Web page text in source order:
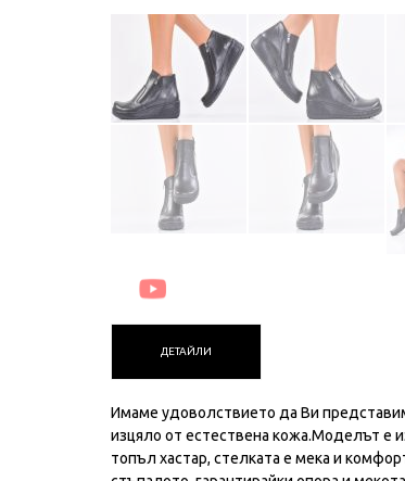
Имаме удоволствието да Ви
изцяло от естествена кожа.Моделът е
топъл хастар, стелката е мека и